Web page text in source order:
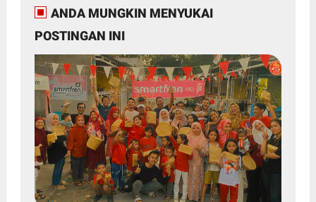
ANDA MUNGKIN MENYUKAI
POSTINGAN INI